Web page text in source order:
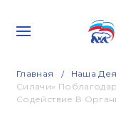
Главная Наша
Силачи»
Содействие В